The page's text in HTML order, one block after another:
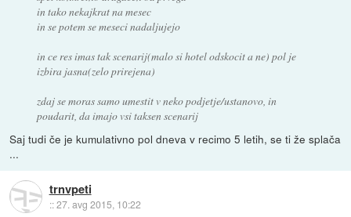
in tako nekajkrat na mesec
in se potem se meseci nadaljujejo
in ce res imas tak scenarij(malo si hotel odskocit a ne) pol je
izbira jasna(zelo prirejena)
zdaj se moras samo umestit v neko podjetje/ustanovo, in
poudarit, da imajo vsi taksen scenarij
Saj tudi če je kumulativno pol dneva v recimo 5 letih, se ti že splača
...
trnvpeti
::27. avg 2015, 10:22